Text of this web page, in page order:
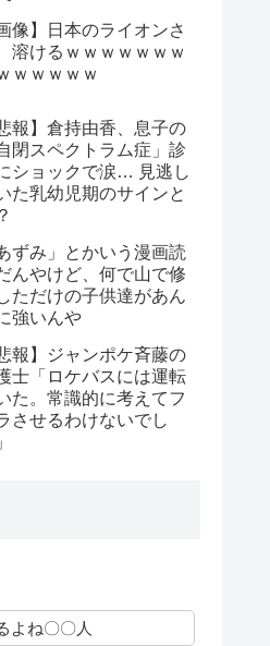
像】日本のライオンさ
溶けるｗｗｗｗｗｗｗ
ｗｗｗｗｗ
悲報】倉持由香、息子の
閉スペクトラム症」診
ショックで涙… 見逃し
た乳幼児期のサインと
ずみ」とかいう漫画読
んやけど、何で山で修
ただけの子供達があん
強いんや
悲報】ジャンポケ斉藤の
士「ロケバスには運転
た。常識的に考えてフ
させるわけないでし
よね〇〇人